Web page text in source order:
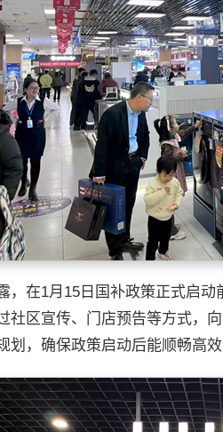
，在1月15日国补政策正式启动
社区宣传、门店预告等方式，
划，确保政策启动后能顺畅高效